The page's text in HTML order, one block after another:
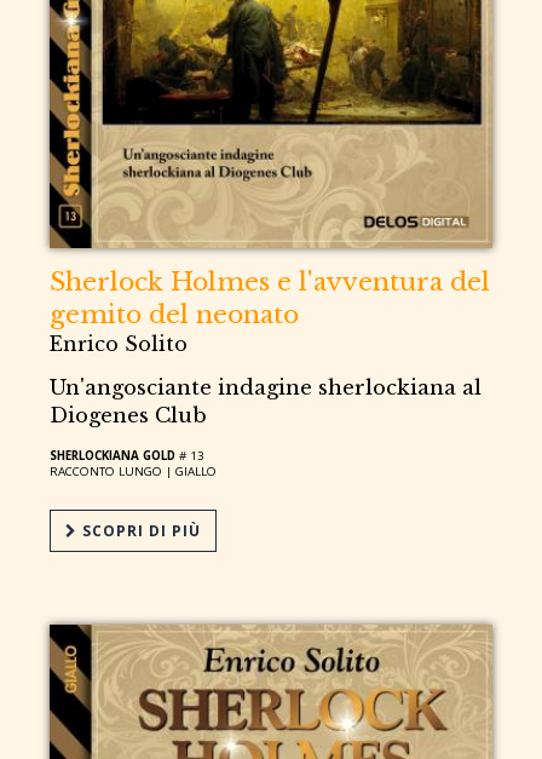
Sherlock Holmes e l'avventura del
gemito del neonato
Enrico Solito
Un'angosciante indagine sherlockiana al
Diogenes Club
SHERLOCKIANA GOLD # 13
RACCONTO LUNGO |GIALLO
SCOPRI DI PIÙ